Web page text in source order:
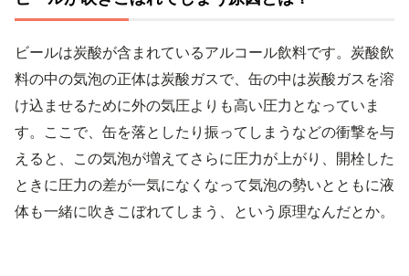
ビールは炭酸が含まれているアルコール飲料です。炭酸飲
料の中の気泡の正体は炭酸ガスで、缶の中は炭酸ガスを溶
け込ませるために外の気圧よりも高い圧力となっていま
す。ここで、缶を落としたり振ってしまうなどの衝撃を与
えると、この気泡が増えてさらに圧力が上がり、開栓した
ときに圧力の差が一気になくなって気泡の勢いとともに液
体も一緒に吹きこぼれてしまう、という原理なんだとか。